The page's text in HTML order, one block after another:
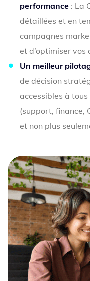
performance : La
détaillées et en
campagnes
et d’optimiser vos
Un meilleur
de décision
accessibles à tous
(support, finance,
et non plus